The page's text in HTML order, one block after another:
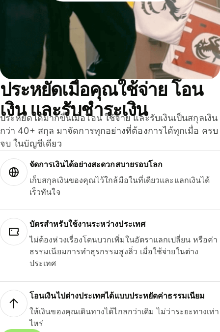
ประหยัดเมื่อคุณใช้จ่าย โอน
เงิน และรับชำระเงิน
ประหยัดได้มากขึ้นเมื่อโอน ใช้จ่าย และรับเงินเป็นสกุลเงิน
กว่า 40+ สกุล มาจัดการทุกอย่างที่ต้องการได้ทุกเมื่อ ครบ
จบ ในบัญชีเดียว
จัดการเงินได้อย่างสะดวกสบายรอบโลก
เก็บสกุลเงินของคุณไว้ใกล้มือในที่เดียวและแลกเงินได้
เร็วทันใจ
บัตรสำหรับใช้งานระหว่างประเทศ
ไม่ต้องห่วงเรื่องโดนบวกเพิ่มในอัตราแลกเปลี่ยน หรือค่า
ธรรมเนียมการทำธุรกรรมสูงลิ่ว เมื่อใช้จ่ายในต่าง
ประเทศ
โอนเงินไปต่างประเทศได้แบบประหยัดค่าธรรมเนียม
ให้เงินของคุณเดินทางได้ไกลกว่าเดิม ไม่ว่าระยะทางเท่า
ไหร่